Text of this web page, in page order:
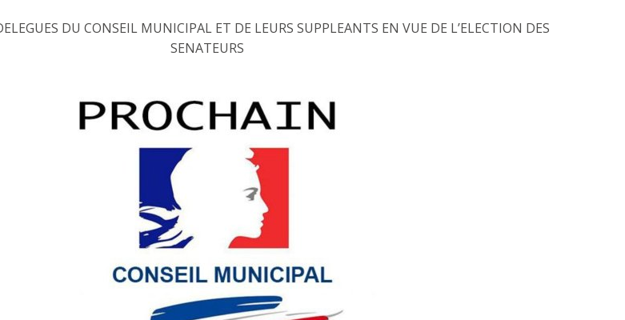
DU CONSEIL MUNICIPAL ET DE LEURS SUPPLEANTS EN VUE DE L’ELECTION DES
SENATEURS